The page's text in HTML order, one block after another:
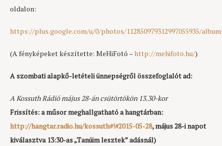
oldalon:
https://plus.google.com/u/0/photos/112850979312997055935/
(A fényképeket készítette: MeHiFotó – http://mehifoto.hu/)
A szombati alapkő-letételi ünnepségről összefoglalót ad:
A Kossuth Rádió május 28-án csütörtökön 13.30-kor
Frissítés: a műsor meghallgatható a hangtárban:
http://hangtar.radio.hu/kossuth#!#2015-05-28, május 28-i napot
kiválasztva 13:30-as „Tanúim lesztek” adásnál)